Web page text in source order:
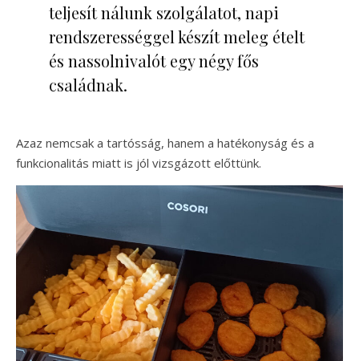
teljesít nálunk szolgálatot, napi
rendszerességgel készít meleg ételt
és nassolnivalót egy négy fős
családnak.
Azaz nemcsak a tartósság, hanem a hatékonyság és a
funkcionalitás miatt is jól vizsgázott előttünk.